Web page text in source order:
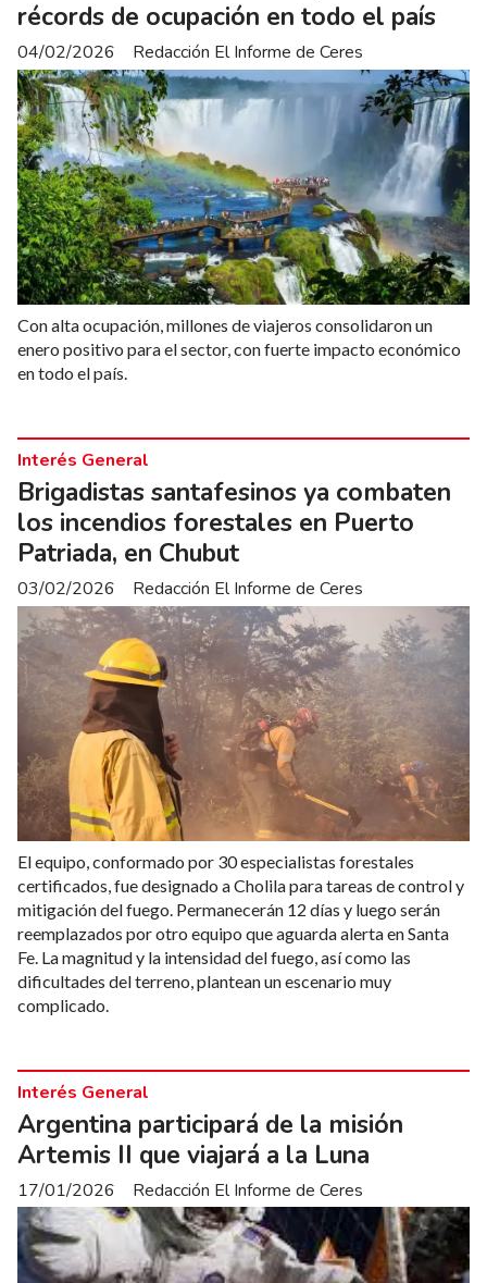
récords de ocupación en todo el país
Redacción El Informe de Ceres
04/02/2026
Con alta ocupación, millones de viajeros consolidaron un
enero positivo para el sector, con fuerte impacto económico
en todo el país.
Brigadistas santafesinos ya combaten
los incendios forestales en Puerto
Patriada, en Chubut
Redacción El Informe de Ceres
Interés General
03/02/2026
El equipo, conformado por 30 especialistas forestales
certificados, fue designado a Cholila para tareas de control y
mitigación del fuego. Permanecerán 12 días y luego serán
reemplazados por otro equipo que aguarda alerta en Santa
Fe. La magnitud y la intensidad del fuego, así como las
dificultades del terreno, plantean un escenario muy
complicado.
Argentina participará de la misión
Artemis II que viajará a la Luna
Redacción El Informe de Ceres
Interés General
17/01/2026